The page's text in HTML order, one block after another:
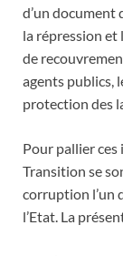
d’un document
la répression
de
agents publics,
protection des
Pour pallier ces
Transition se
corruption l’un
l’Etat. La